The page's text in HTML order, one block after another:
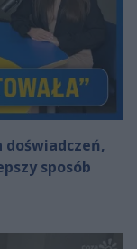
doświadczeń,
sposób